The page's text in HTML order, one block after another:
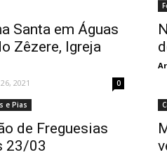
Santa em Águas
Zêzere, Igreja
2021 0
e Pias
de Freguesias
23/03